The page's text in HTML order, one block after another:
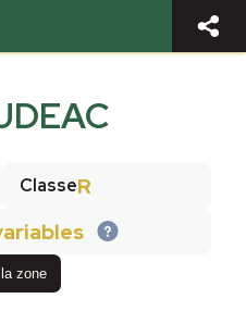
ClasseR
zone